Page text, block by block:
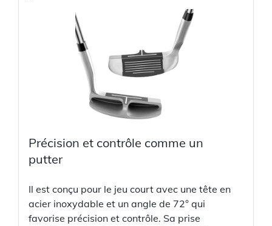
Précision et contrôle comme un
putter
Il est conçu pour le jeu court avec une tête en
acier inoxydable et un angle de 72° qui
favorise précision et contrôle. Sa prise